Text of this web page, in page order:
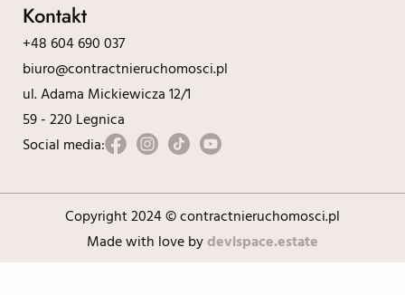
Kontakt
+48 604 690 037
biuro@contractnieruchomosci.pl
ul. Adama Mickiewicza 12/1
59 - 220 Legnica
Social media:
Copyright 2024 © contractnieruchomosci.pl
Made with love bydevispace.estate